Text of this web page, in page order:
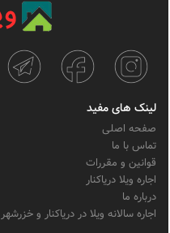
لینک های مفید
صفحه اصلی
تماس با ما
قوانین و مقررات
اجاره ویلا دریاکنار
درباره ما
اجاره سالانه ویلا در دریاکنار و خزرشهر